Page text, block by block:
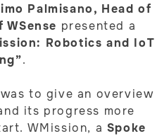
Palmisano, Head of
presented a
Robotics and IoT
.
to give an overview
its progress more
WMission, a Spoke